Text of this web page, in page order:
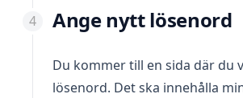
Ange nytt lösenord
Du kommer till en sida där du
lösenord. Det ska innehålla